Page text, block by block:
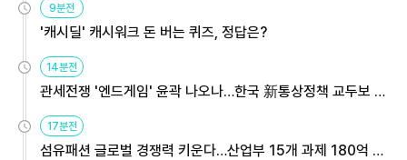
9분전
'캐시딜' 캐시워크 돈 버는 퀴즈, 정답은?
14분전
관세전쟁 '엔드게임' 윤곽 나오나…한국 新통상정책 교두보 활
17분전
섬유패션 글로벌 경쟁력 키운다…산업부 15개 과제 180억 지